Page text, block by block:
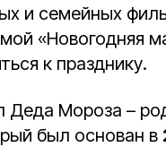
и семейных
«Новогодняя
к празднику.
Деда Мороза –
был основан в